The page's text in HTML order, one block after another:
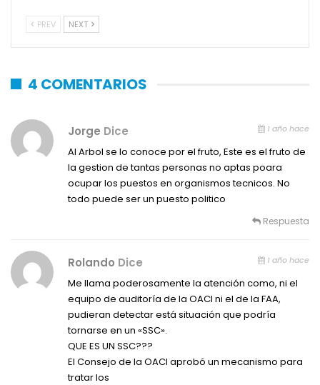
PREV NEXT
4 COMENTARIOS
Jorge Dice 1 año hace
Al Arbol se lo conoce por el fruto, Este es el fruto de
la gestion de tantas personas no aptas poara
ocupar los puestos en organismos tecnicos. No
todo puede ser un puesto politico
Respuesta
Rolando Dice 1 año hace
Me llama poderosamente la atención como, ni el
equipo de auditoría de la OACI ni el de la FAA,
pudieran detectar está situación que podría
tornarse en un «SSC».
QUE ES UN SSC???
El Consejo de la OACI aprobó un mecanismo para
tratar los